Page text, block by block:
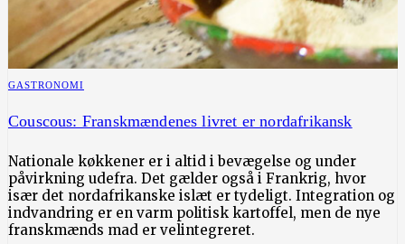
GASTRONOMI
Couscous: Franskmændenes livret er nordafrikansk
Nationale køkkener er i altid i bevægelse og under
påvirkning udefra. Det gælder også i Frankrig, hvor
især det nordafrikanske islæt er tydeligt. Integration og
indvandring er en varm politisk kartoffel, men de nye
franskmænds mad er velintegreret.